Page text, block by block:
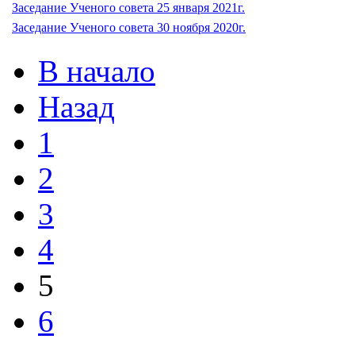
Заседание Ученого совета 25 января 2021г.
Заседание Ученого совета 30 ноября 2020г.
В начало
Назад
1
2
3
4
5
6